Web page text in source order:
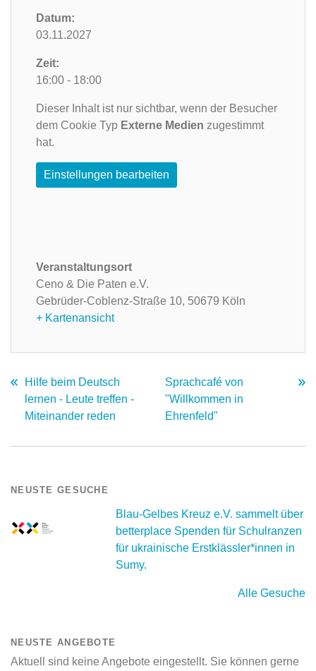
Datum:
03.11.2027
Zeit:
16:00 - 18:00
Dieser Inhalt ist nur sichtbar, wenn der Besucher
dem Cookie Typ Externe Medien zugestimmt
hat.
Einstellungen bearbeiten
Veranstaltungsort
Ceno & Die Paten e.V.
Gebrüder-Coblenz-Straße 10, 50679 Köln
+ Kartenansicht
Hilfe beim Deutsch
lernen - Leute treffen -
Miteinander reden
Sprachcafé von
"Willkommen in
Ehrenfeld"
NEUSTE GESUCHE
Blau-Gelbes Kreuz e.V. sammelt über
betterplace Spenden für Schulranzen
für ukrainische Erstklässler*innen in
Sumy.
Alle Gesuche
NEUSTE ANGEBOTE
Aktuell sind keine Angebote eingestellt. Sie können gerne